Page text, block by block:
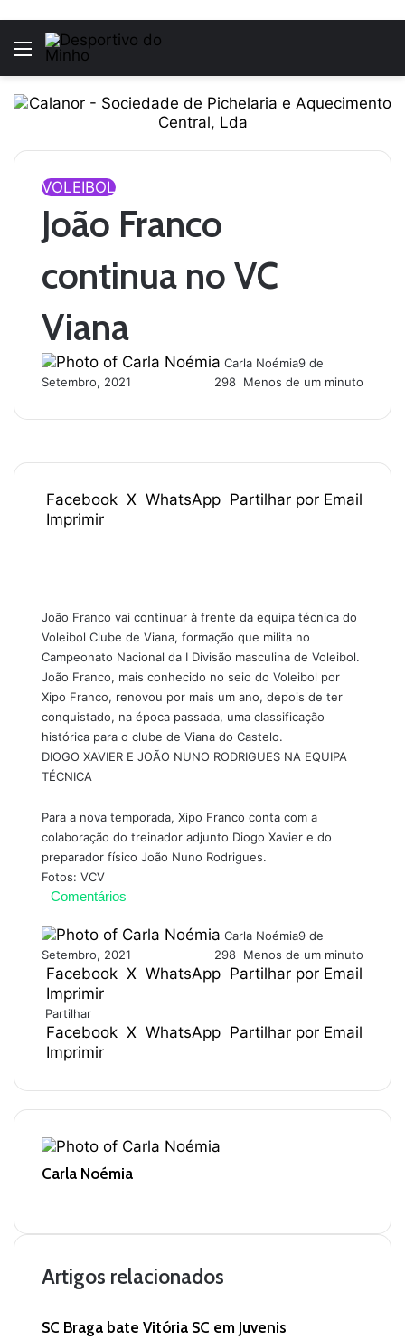
Menu
VOLEIBOL
João Franco
continua no VC
Viana
Carla Noémia9 de
Setembro, 2021
298 Menos de um minuto
Facebook X WhatsApp Partilhar por Email
Imprimir
João Franco vai continuar à frente da equipa técnica do
Voleibol Clube de Viana, formação que milita no
Campeonato Nacional da I Divisão masculina de Voleibol.
João Franco, mais conhecido no seio do Voleibol por
Xipo Franco, renovou por mais um ano, depois de ter
conquistado, na época passada, uma classificação
histórica para o clube de Viana do Castelo.
DIOGO XAVIER E JOÃO NUNO RODRIGUES NA EQUIPA
TÉCNICA
Para a nova temporada, Xipo Franco conta com a
colaboração do treinador adjunto Diogo Xavier e do
preparador físico João Nuno Rodrigues.
Fotos: VCV
Comentários
Carla Noémia9 de
Setembro, 2021
298 Menos de um minuto
Facebook X WhatsApp Partilhar por Email
Imprimir
Partilhar
Facebook X WhatsApp Partilhar por Email
Imprimir
Carla Noémia
b
i
t
Artigos relacionados
SC Braga bate Vitória SC em Juvenis